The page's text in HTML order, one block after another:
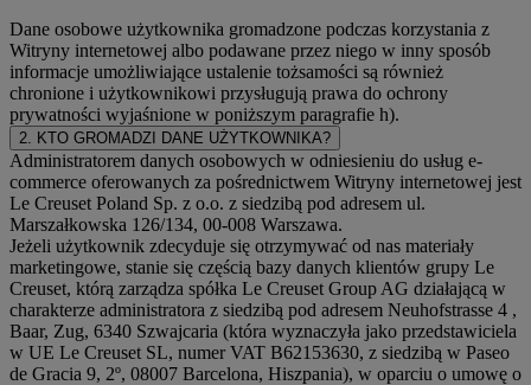
Dane osobowe użytkownika gromadzone podczas korzystania z
Witryny internetowej albo podawane przez niego w inny sposób
informacje umożliwiające ustalenie tożsamości są również
chronione i użytkownikowi przysługują prawa do ochrony
prywatności wyjaśnione w poniższym paragrafie h).
2. KTO GROMADZI DANE UŻYTKOWNIKA?
Administratorem danych osobowych w odniesieniu do usług e-
commerce oferowanych za pośrednictwem Witryny internetowej jest
Le Creuset Poland Sp. z o.o. z siedzibą pod adresem ul.
Marszałkowska 126/134, 00-008 Warszawa.
Jeżeli użytkownik zdecyduje się otrzymywać od nas materiały
marketingowe, stanie się częścią bazy danych klientów grupy Le
Creuset, którą zarządza spółka Le Creuset Group AG działającą w
charakterze administratora z siedzibą pod adresem Neuhofstrasse 4 ,
Baar, Zug, 6340 Szwajcaria (która wyznaczyła jako przedstawiciela
w UE Le Creuset SL, numer VAT B62153630, z siedzibą w Paseo
de Gracia 9, 2º, 08007 Barcelona, Hiszpania), w oparciu o umowę o